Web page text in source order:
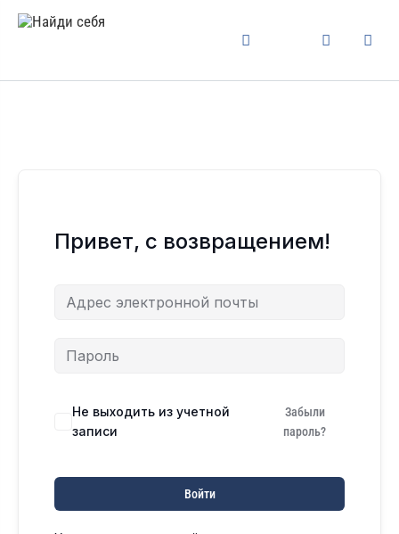
Привет, с возвращением!
Не выходить из учетной
записи
Забыли
пароль?
Войти